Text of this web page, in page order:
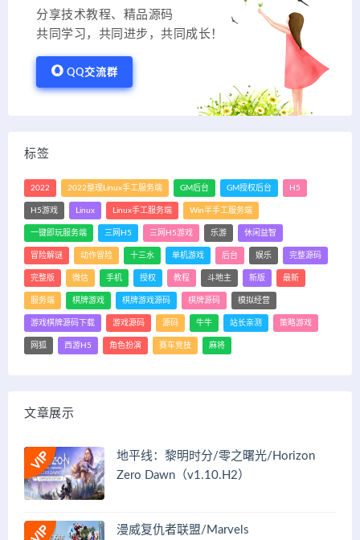
分享技术教程、精品源码
共同学习，共同进步，共同成长！
QQ交流群
标签
2022 2022整理Linux手工服务端 GM后台 GM授权后台 H5
H5游戏 Linux Linux手工服务端 Win半手工服务端
一键即玩服务端 三网H5 三网H5游戏 乐游 休闲益智
冒险解谜 动作冒险 十三水 单机游戏 后台 娱乐 完整源码
完整版 微信 手机 授权 教程 斗地主 新版 最新
服务端 棋牌游戏 棋牌游戏源码 棋牌源码 模拟经营
游戏棋牌源码下载 游戏源码 源码 牛牛 站长亲测 策略游戏
网狐 西游H5 角色扮演 赛车竞技 麻将
文章展示
地平线：黎明时分/零之曙光/Horizon
Zero Dawn（v1.10.H2）
漫威复仇者联盟/Marvels